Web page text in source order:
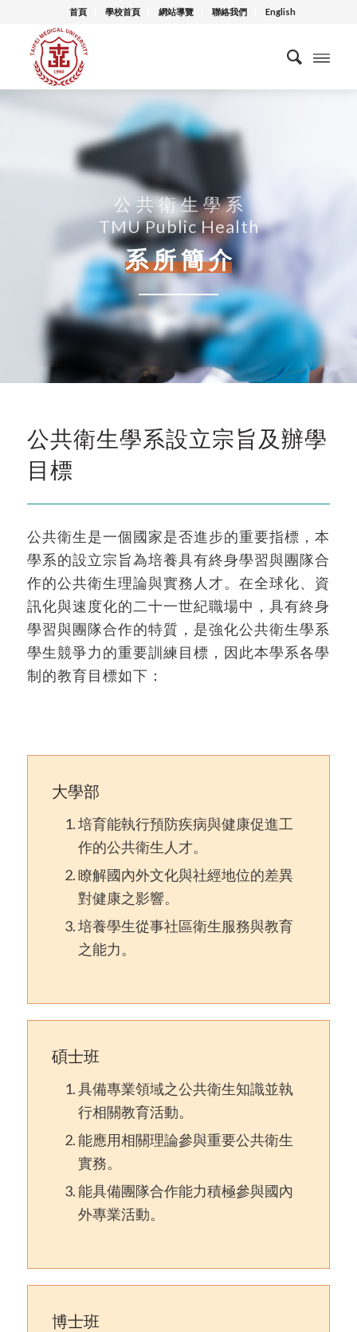
首頁 學校首頁 網站導覽 聯絡我們 English
公 共 衛 生 學 系
TMU Public Health
系 所 簡 介
公共衛生學系設立宗旨及辦學
目標
公共衛生是一個國家是否進步的重要指標，本
學系的設立宗旨為培養具有終身學習與團隊合
作的公共衛生理論與實務人才。在全球化、資
訊化與速度化的二十一世紀職場中，具有終身
學習與團隊合作的特質，是強化公共衛生學系
學生競爭力的重要訓練目標，因此本學系各學
制的教育目標如下：
大學部
培育能執行預防疾病與健康促進工
作的公共衛生人才。
瞭解國內外文化與社經地位的差異
對健康之影響。
培養學生從事社區衛生服務與教育
之能力。
碩士班
具備專業領域之公共衛生知識並執
行相關教育活動。
能應用相關理論參與重要公共衛生
實務。
能具備團隊合作能力積極參與國內
外專業活動。
博士班